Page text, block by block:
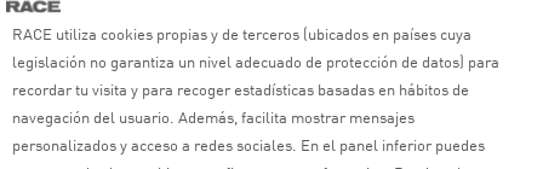
RACE utiliza cookies propias y de terceros (ubicados en países cuya
legislación no garantiza un nivel adecuado de protección de datos) para
recordar tu visita y para recoger estadísticas basadas en hábitos de
navegación del usuario. Además, facilita mostrar mensajes
personalizados y acceso a redes sociales. En el panel inferior puedes
Política de cookies
Política de venta
Política de calidad